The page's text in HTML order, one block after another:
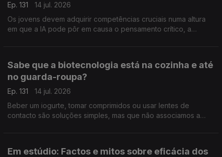
Ep. 131
14 jul. 2026
Os jovens devem adquirir competências cruciais numa altura
em que a IA pode pôr em causa o pensamento crítico, a
Sabe que a biotecnologia está na cozinha e até
no guarda-roupa?
Ep. 131
14 jul. 2026
Beber um iogurte, tomar comprimidos ou usar lentes de
contacto são soluções simples, mas que não associamos a
Em estúdio: Factos e mitos sobre eficácia dos